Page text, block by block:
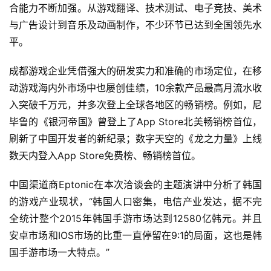
单
机
戏
休
闲
游
戏
0
2
5
第
十
合能力不断加强。从游戏翻译、技术测试、电子竞技、美术
与广告设计到音乐及动画制作，不少环节已达到全国领先水
平。
成都游戏企业凭借强大的研发实力和准确的市场定位，在移
动游戏海内外市场中也屡创佳绩，10余款产品最高月流水收
入突破千万元，并多次登上全球各地区的畅销榜。例如，尼
毕鲁的《银河帝国》曾登上了App Store北美畅销榜首位，
刷新了中国开发者的新纪录；数字天空的《龙之力量》上线
数天内登入App Store免费榜、畅销榜首位。
中国渠道商Eptonic在本次洽谈会的主题演讲中分析了韩国
的游戏产业现状，“韩国人口密集，电信产业发达，据不完
全统计整个2015年韩国手游市场达到12580亿韩元。并且
安卓市场和IOS市场的比重一直停留在9:1的局面，这也是韩
国手游市场一大特点。”